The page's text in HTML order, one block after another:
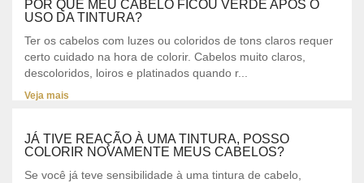
POR QUE MEU CABELO FICOU VERDE APÓS O
USO DA TINTURA?
Ter os cabelos com luzes ou coloridos de tons claros requer
certo cuidado na hora de colorir. Cabelos muito claros,
descoloridos, loiros e platinados quando r...
Veja mais
JÁ TIVE REAÇÃO À UMA TINTURA, POSSO
COLORIR NOVAMENTE MEUS CABELOS?
Se você já teve sensibilidade à uma tintura de cabelo,